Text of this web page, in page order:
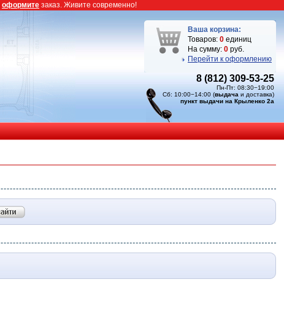
Ваша корзина:
Товаров: 0 единиц
На сумму: 0 руб.
Перейти к оформлению
8 (812) 309-53-25
Пн-Пт: 08:30−19:00
Сб: 10:00−14:00 (выдача и доставка)
пункт выдачи на Крыленко 2а
оформите заказ. Живите современно!